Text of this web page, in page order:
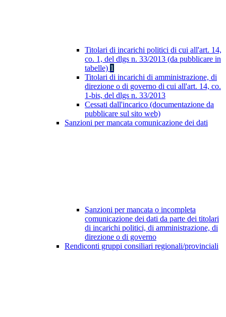
Titolari di incarichi politici di cui all'art. 14,
co. 1, del dlgs n. 33/2013 (da pubblicare in
tabelle) 1
Titolari di incarichi di amministrazione, di
direzione o di governo di cui all'art. 14, co.
1-bis, del dlgs n. 33/2013
Cessati dall'incarico (documentazione da
pubblicare sul sito web)
Sanzioni per mancata comunicazione dei dati
Sanzioni per mancata o incompleta
comunicazione dei dati da parte dei titolari
di incarichi politici, di amministrazione, di
direzione o di governo
Rendiconti gruppi consiliari regionali/provinciali